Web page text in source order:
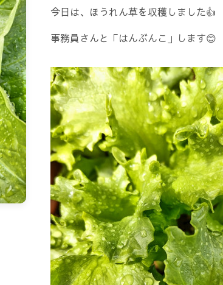
情報（新潟県） にいがた鮭プロジェクト
今日は、ほうれん草を収穫しました👍
事務員さんと「はんぶんこ」します😊